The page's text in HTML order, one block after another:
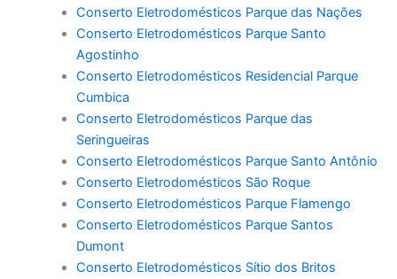
Conserto Eletrodomésticos Parque das Nações
Conserto Eletrodomésticos Parque Santo
Agostinho
Conserto Eletrodomésticos Residencial Parque
Cumbica
Conserto Eletrodomésticos Parque das
Seringueiras
Conserto Eletrodomésticos Parque Santo Antônio
Conserto Eletrodomésticos São Roque
Conserto Eletrodomésticos Parque Flamengo
Conserto Eletrodomésticos Parque Santos
Dumont
Conserto Eletrodomésticos Sítio dos Britos